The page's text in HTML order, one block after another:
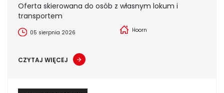
Oferta skierowana do osób z własnym lokum i
transportem
05 sierpnia 2026 Hoorn
CZYTAJ WIĘCEJ